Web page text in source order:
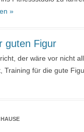
»
guten Figur
der wäre vor nicht
Training für die gute